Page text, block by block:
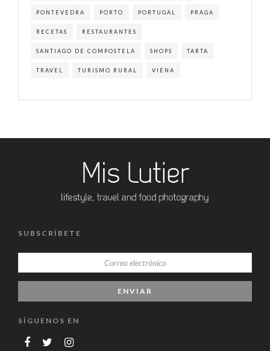
PONTEVEDRA PORTO PORTUGAL PRAGA
RECETAS RESTAURANTES
SANTIAGO DE COMPOSTELA SHOPS TARTA
TRAVEL TURISMO RURAL VIENA
SUBSCRÍBETE
SÍGUENOS EN